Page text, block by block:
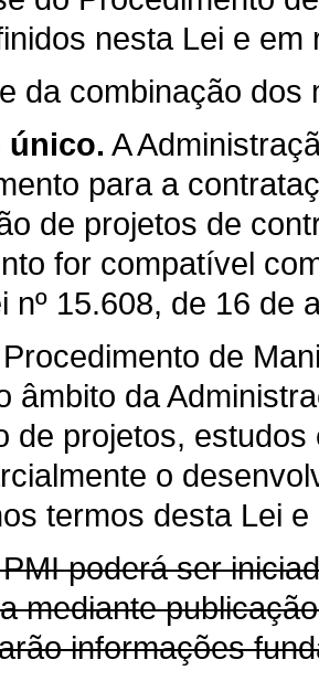
nesta Lei e em
da combinação dos
único. A
para a
de projetos de
for compatível
nº 15.608, de 16 de
de
âmbito da
de projetos,
o
termos desta Lei
poderá ser
mediante
informações